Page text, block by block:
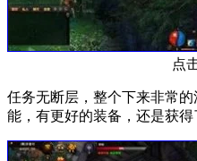
点
任务无断层，整个下来非常
能，有更好的装备，还是获得